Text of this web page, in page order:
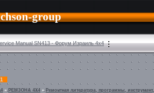
group
Manual SN413 - Форум Израиль 4х4
1
» РЕМЗОНА 4Х4 » Ремонтная литература, программы,